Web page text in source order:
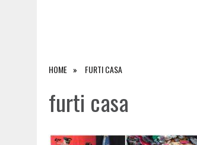
HOME FURTI CASA
furti casa